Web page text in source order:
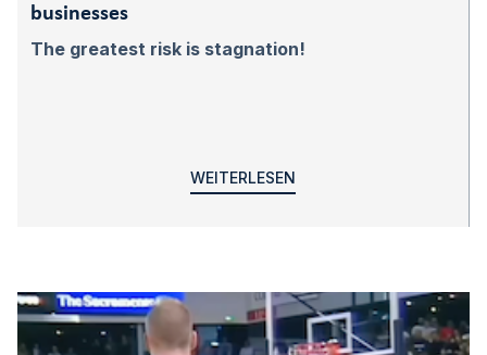
businesses
The greatest risk is stagnation!
WEITERLESEN